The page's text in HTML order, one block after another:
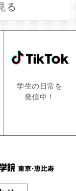
る
学生の日常を
発信中！